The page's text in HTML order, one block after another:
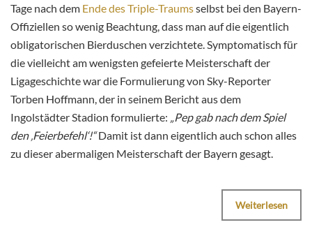
Tage nach dem Ende des Triple-Traumsselbst bei den Bayern-
Offiziellen so wenig Beachtung, dass man auf die eigentlich
obligatorischen Bierduschen verzichtete. Symptomatisch für
die vielleicht am wenigsten gefeierte Meisterschaft der
Ligageschichte war die Formulierung von Sky-Reporter
Torben Hoffmann, der in seinem Bericht aus dem
Ingolstädter Stadion formulierte: „Pep gab nach dem Spiel
den ‚Feierbefehl‘!“Damit ist dann eigentlich auch schon alles
zu dieser abermaligen Meisterschaft der Bayern gesagt.
Weiterlesen